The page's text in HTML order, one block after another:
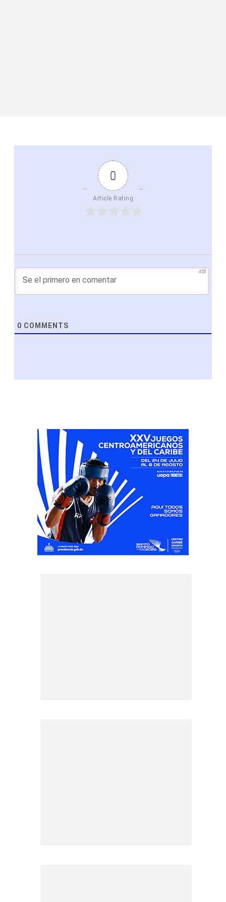
0
Article Rating
450
0 COMMENTS